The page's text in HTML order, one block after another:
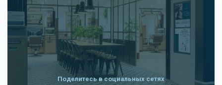
Поделитесь в социальных сетях